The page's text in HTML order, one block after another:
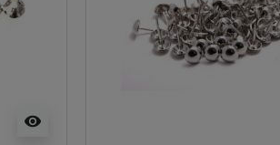
visibility